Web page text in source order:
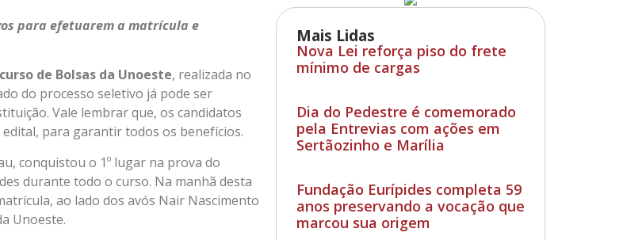
Mais Lidas
Nova Lei reforça piso do frete
mínimo de cargas
Dia do Pedestre é comemorado
pela Entrevias com ações em
Sertãozinho e Marília
Fundação Eurípides completa 59
anos preservando a vocação que
marcou sua origem
para efetuarem a matrícula e
de Bolsas da Unoeste, realizada no
do processo seletivo já pode ser
Vale lembrar que, os candidatos
para garantir todos os benefícios.
conquistou o 1º lugar na prova do
durante todo o curso. Na manhã desta
ao lado dos avós Nair Nascimento
Unoeste.